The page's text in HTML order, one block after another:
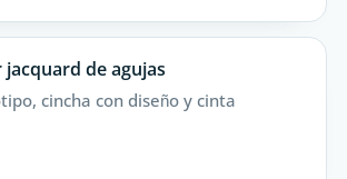
jacquard de agujas
cincha con diseño y cinta